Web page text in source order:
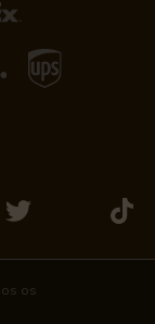
nos
no
nos
os